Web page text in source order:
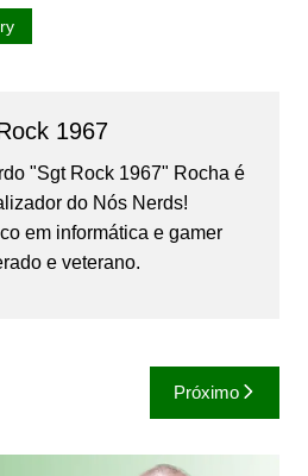
1967
"Sgt Rock 1967" Rocha é
do Nós Nerds!
em informática e gamer
e veterano.
Próximo